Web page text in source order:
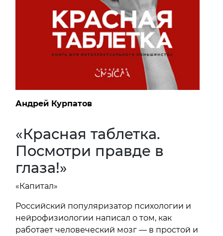
Андрей Курпатов
«Красная таблетка.
Посмотри правде в
глаза!»
«Капитал»
Российский популяризатор психологии и
нейрофизиологии написал о том, как
работает человеческий мозг — в простой и